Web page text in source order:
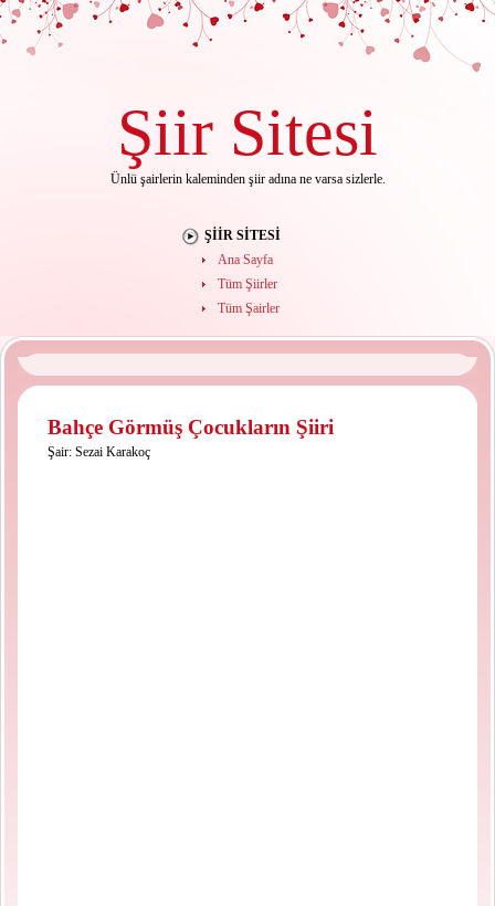
Şiir Sitesi
Ünlü şairlerin kaleminden şiir adına ne varsa sizlerle.
ŞIIR SITESI
Ana Sayfa
Tüm Şiirler
Tüm Şairler
Bahçe Görmüş Çocukların Şiiri
Şair: Sezai Karakoç